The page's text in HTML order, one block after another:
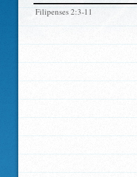
Filipenses 2:3-11